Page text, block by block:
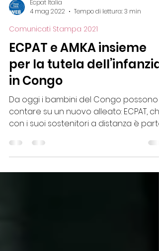
Ecpat Italia
4 mag 2022
Tempo di lettura: 3 min
Comunicati Stampa 2021
ECPAT e AMKA insieme
per la tutela dell’infanzia
in Congo
Da oggi i bambini del Congo possono
contare su un nuovo alleato: ECPAT, che
con i suoi sostenitori a distanza è parte